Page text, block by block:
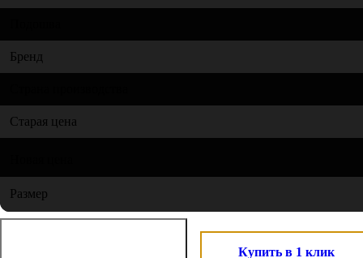
Бренд
Старая цена
Размер
Купить в 1 клик